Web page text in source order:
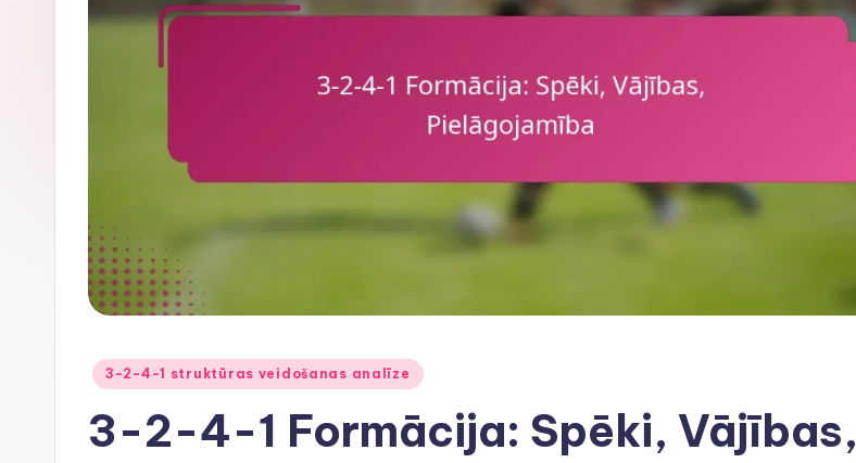
Posted
3-2-4-1 struktūras veidošanas analīze
3-2-4-1 Formācija: Spēki, Vājības,